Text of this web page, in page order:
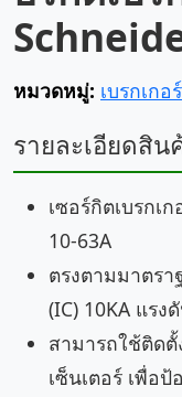
หมวดหมู่: เบรกเกอร์
รายละเอียดสิน
เซอร์กิตเบรกเ
10-63A
ตรงตามมาตรา
(IC) 10KA แรง
สามารถใช้ติด
เซ็นเตอร์ เพื่อ